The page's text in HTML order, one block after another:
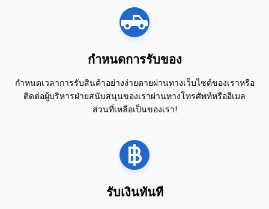
กำหนดการรับของ
กำหนดเวลาการรับสินค้าอย่างง่ายดายผ่านทางเว็บไซต์ของเราหรือ
ติดต่อผู้บริหารฝ่ายสนับสนุนของเราผ่านทางโทรศัพท์หรืออีเมล
ส่วนที่เหลือเป็นของเรา!
รับเงินทันที